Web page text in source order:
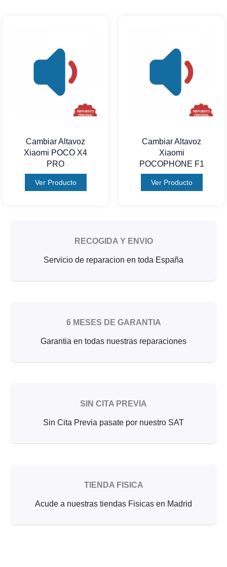
Cambiar Altavoz
Xiaomi POCO X4
PRO
Ver Producto
Cambiar Altavoz
Xiaomi
POCOPHONE F1
Ver Producto
RECOGIDA Y ENVIO
Servicio de reparacion en toda España
6 MESES DE GARANTIA
Garantia en todas nuestras reparaciones
SIN CITA PREVIA
Sin Cita Previa pasate por nuestro SAT
TIENDA FISICA
Acude a nuestras tiendas Fisicas en Madrid